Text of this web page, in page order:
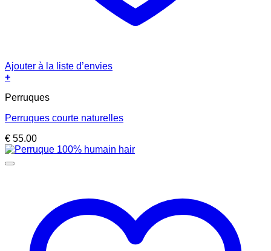
Ajouter à la liste d’envies
+
Perruques
Perruques courte naturelles
€ 55.00